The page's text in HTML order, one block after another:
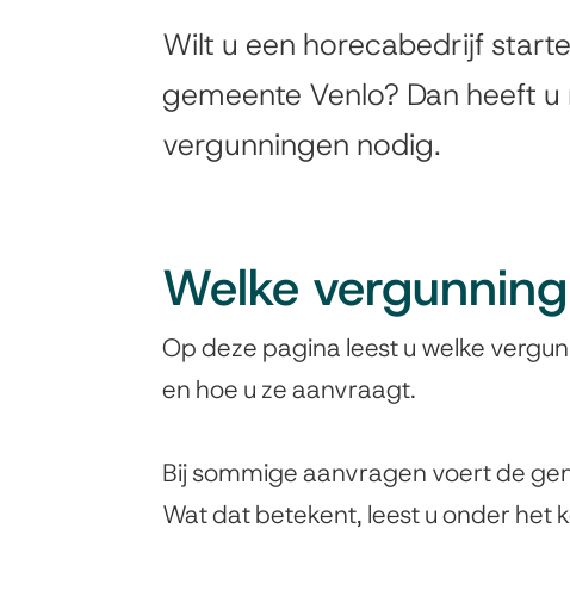
Horecavergunningen
AlgemeenWilt u een horecabedrijf
gemeente Venlo? Dan heeft
vergunningen nodig.
Welke
Op deze pagina leest u welke
en hoe u ze aanvraagt.
Bij sommige aanvragen voert de
Wat dat betekent, leest u onder het